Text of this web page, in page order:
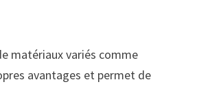
matériaux variés comme
avantages et permet de